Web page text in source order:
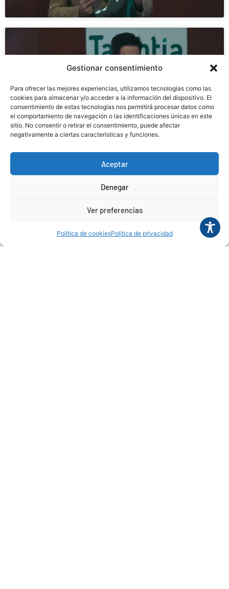
Gestionar consentimiento
Para ofrecer las mejores experiencias, utilizamos tecnologías como las
cookies para almacenar y/o acceder a la información del dispositivo. El
consentimiento de estas tecnologías nos permitirá procesar datos como
el comportamiento de navegación o las identificaciones únicas en este
sitio. No consentir o retirar el consentimiento, puede afectar
negativamente a ciertas características y funciones.
Aceptar
Denegar
Ver preferencias
Política de cookiesPolítica de privacidad
permitir este contenido
Haz clic para aceptar cookies de marketing y
permitir este contenido